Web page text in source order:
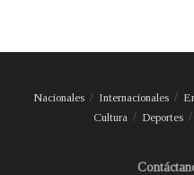
Nacionales Internacionales
Cultura
Deportes